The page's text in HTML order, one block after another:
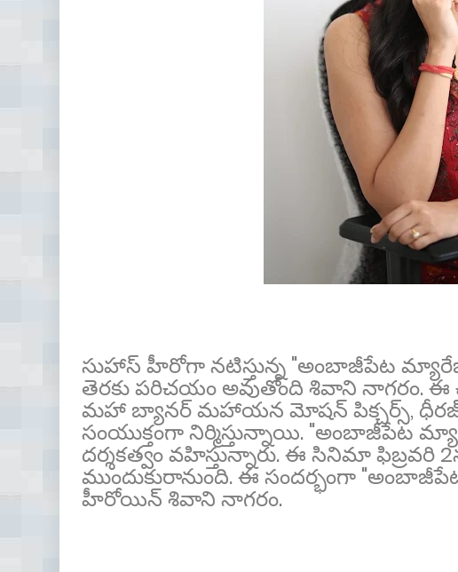
సుహాస్ హీరోగా నటిస్తున్న "అంబాజీపేట
తెరకు పరిచయం అవుతోంది శివాని నాగరం. ఈ
మహా బ్యానర్ మహాయన మోషన్ పిక్చర్స్,
సంయుక్తంగా నిర్మిస్తున్నాయి. "అంబాజీపేట
దర్శకత్వం వహిస్తున్నారు. ఈ సినిమా ఫిబ్రవరి
ముందుకురానుంది. ఈ సందర్భంగా
హీరోయిన్ శివాని నాగరం.